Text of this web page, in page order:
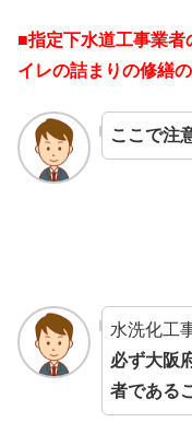
■指定下水道工事業者
イレの詰まりの修繕
ここで注
水洗化工
必ず大阪
者である